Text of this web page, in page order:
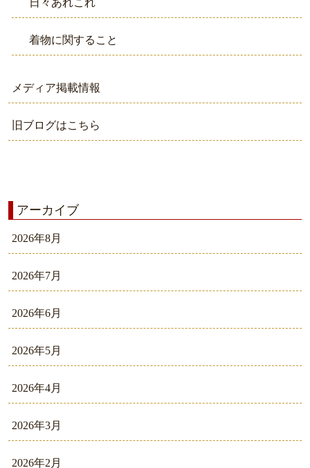
日々あれこれ
着物に関すること
メディア掲載情報
旧ブログはこちら
アーカイブ
2026年8月
2026年7月
2026年6月
2026年5月
2026年4月
2026年3月
2026年2月